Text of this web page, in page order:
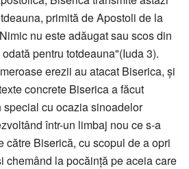
primită de Apostoli de la
nu este adăugat sau scos din
pentru totdeauna"(Iuda 3).
erezii au atacat Biserica, și
concrete Biserica a făcut
cu ocazia sinoadelor
într-un limbaj nou ce s-a
către Biserică, cu scopul de a opri
chemând la pocăință pe aceia care